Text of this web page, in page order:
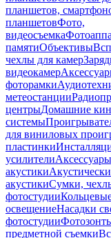
планшетов,
планшетовФото,
видеосъемка
памятиОбъективы
чехлы для камер
видеокамер
фоторамки
метеостанции
центрыДомашние
системы
для виниловых
пластинки
усилители
акустики
акустикиСумки,
фотостудии
освещениеНасадки
фотостудии
предметной съемки